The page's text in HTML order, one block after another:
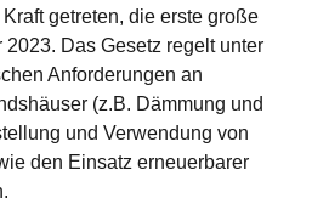
getreten, die erste große
Das Gesetz regelt unter
Anforderungen an
(z.B. Dämmung und
und Verwendung von
den Einsatz erneuerbarer